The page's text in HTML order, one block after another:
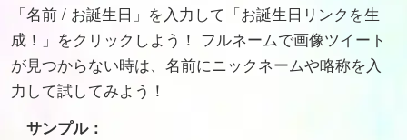
「名前 / お誕生日」を入力して「お誕生日リンクを生
成！」をクリックしよう！ フルネームで画像ツイート
が見つからない時は、名前にニックネームや略称を入
力して試してみよう！
サンプル：